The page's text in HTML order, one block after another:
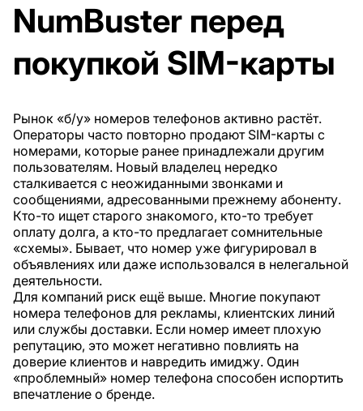
NumBuster перед
покупкой SIM-карты
Рынок «б/у» номеров телефонов активно растёт.
Операторы часто повторно продают SIM-карты с
номерами, которые ранее принадлежали другим
пользователям. Новый владелец нередко
сталкивается с неожиданными звонками и
сообщениями, адресованными прежнему абоненту.
Кто-то ищет старого знакомого, кто-то требует
оплату долга, а кто-то предлагает сомнительные
«схемы». Бывает, что номер уже фигурировал в
объявлениях или даже использовался в нелегальной
деятельности.
Для компаний риск ещё выше. Многие покупают
номера телефонов для рекламы, клиентских линий
или службы доставки. Если номер имеет плохую
репутацию, это может негативно повлиять на
доверие клиентов и навредить имиджу. Один
«проблемный» номер телефона способен испортить
впечатление о бренде.